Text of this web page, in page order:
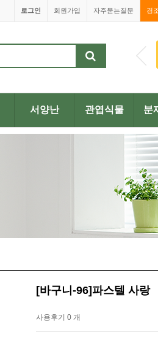
경
자주묻는질문
회원가입
로그인
1668-4200
서양난 관엽식물 분
[바구니-96]파스텔 사랑
사용후기 0 개